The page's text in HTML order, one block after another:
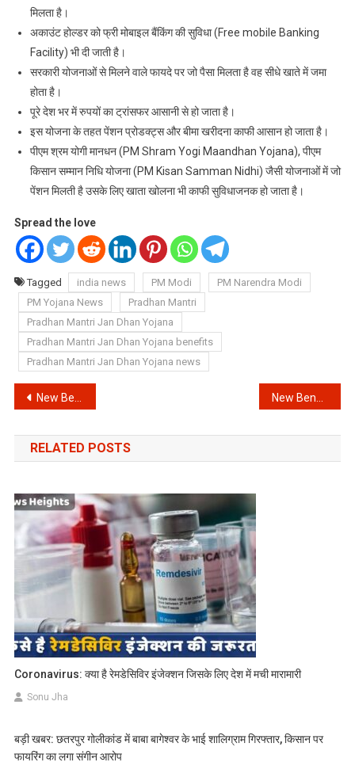
मिलता है।
अकाउंट होल्डर को फ्री मोबाइल बैंकिंग की सुविधा (Free mobile Banking
Facility) भी दी जाती है।
सरकारी योजनाओं से मिलने वाले फायदे पर जो पैसा मिलता है वह सीधे खाते में जमा
होता है।
पूरे देश भर में रुपयों का ट्रांसफर आसानी से हो जाता है।
इस योजना के तहत पेंशन प्रोडक्ट्स और बीमा खरीदना काफी आसान हो जाता है।
पीएम श्रम योगी मानधन (PM Shram Yogi Maandhan Yojana), पीएम
किसान सम्मान निधि योजना (PM Kisan Samman Nidhi) जैसी योजनाओं में जो
पेंशन मिलती है उसके लिए खाता खोलना भी काफी सुविधाजनक हो जाता है।
Spread the love
Tagged india news PM Modi
PM Narendra Modi
PM Yojana News
Pradhan Mantri
Pradhan Mantri Jan Dhan Yojana
Pradhan Mantri Jan Dhan Yojana benefits
Pradhan Mantri Jan Dhan Yojana news
Post
navigation
New Benefits of Garlic : लहसुन में पाए जाने वाले गुण ब्लड प्रेशर, पेट की समस्या और कई बामारियों को करते हैं दूर || लहसुन के फायदे
RELATED POSTS
Coronavirus: क्या है रेमडेसिविर इंजेक्शन जिसके लिए देश में मची मारामारी
Sonu Jha
बड़ी खबर: छतरपुर गोलीकांड में बाबा बागेश्वर के भाई शालिग्राम गिरफ्तार, किसान पर
फायरिंग का लगा संगीन आरोप